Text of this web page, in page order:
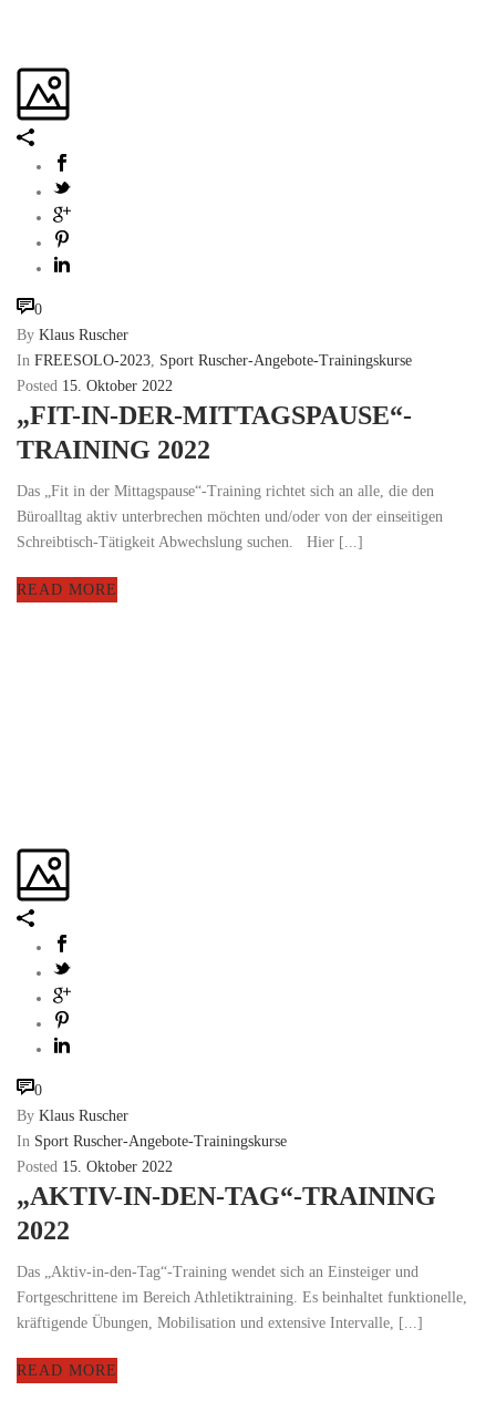
0
By Klaus Ruscher
In FREESOLO-2023 Sport Ruscher-Angebote-Trainingskurse
Posted 15. Oktober 2022
„FIT-IN-DER-MITTAGSPAUSE“-
TRAINING 2022
Das „Fit in der Mittagspause“-Training richtet sich an alle, die den
Büroalltag aktiv unterbrechen möchten und/oder von der einseitigen
Schreibtisch-Tätigkeit Abwechslung suchen. Hier [...]
READ MORE
0
By Klaus Ruscher
In Sport Ruscher-Angebote-Trainingskurse
Posted 15. Oktober 2022
„AKTIV-IN-DEN-TAG“-TRAINING
2022
Das „Aktiv-in-den-Tag“-Training wendet sich an Einsteiger und
Fortgeschrittene im Bereich Athletiktraining. Es beinhaltet funktionelle,
kräftigende Übungen, Mobilisation und extensive Intervalle, [...]
READ MORE